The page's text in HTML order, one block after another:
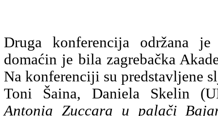
Druga konferencija održana
domaćin je bila zagrebačka
Na konferenciji su predstavljene
Toni Šaina, Daniela Skelin
Antonia Zuccara u palači